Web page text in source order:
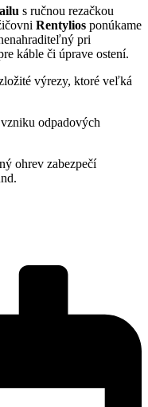
s ručnou rezačkou
Rentylios ponúkame
pri
káble či úprave ostení.
výrezy, ktoré veľká
odpadových
ohrev zabezpečí